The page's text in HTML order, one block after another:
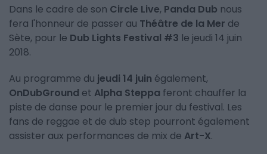
Dans le cadre de son Circle Live, Panda Dub nous
fera l'honneur de passer au Théâtre de la Mer de
Sète, pour le Dub Lights Festival #3 le jeudi 14 juin
2018.
Au programme du jeudi 14 juin également,
OnDubGround et Alpha Steppa feront chauffer la
piste de danse pour le premier jour du festival. Les
fans de reggae et de dub step pourront également
assister aux performances de mix de Art-X.